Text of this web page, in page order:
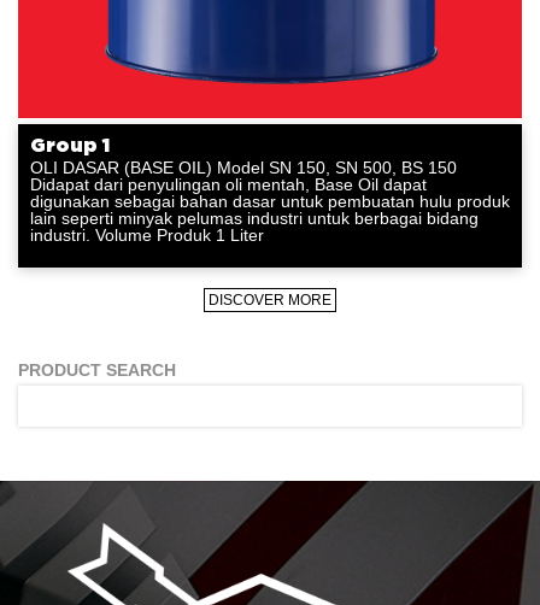
Group 1
OLI DASAR (BASE OIL) Model SN 150, SN 500, BS 150
Didapat dari penyulingan oli mentah, Base Oil dapat
digunakan sebagai bahan dasar untuk pembuatan hulu produk
lain seperti minyak pelumas industri untuk berbagai bidang
industri. Volume Produk 1 Liter
DISCOVER MORE
PRODUCT SEARCH